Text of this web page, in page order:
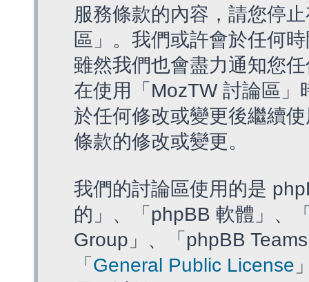
服務條款的內容，請您停
區」。我們或許會於任何
雖然我們也會盡力通知您
在使用「MozTW 討論區
於任何修改或變更後繼續
條款的修改或變更。
我們的討論區使用的是
的」、「phpBB 軟體」、
Group」、「phpBB
「 General Public License